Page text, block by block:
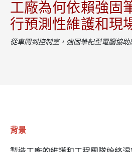
工廠為何依賴強固
行預測性維護和現
從車間到控制室，強固筆記型電腦協
背景